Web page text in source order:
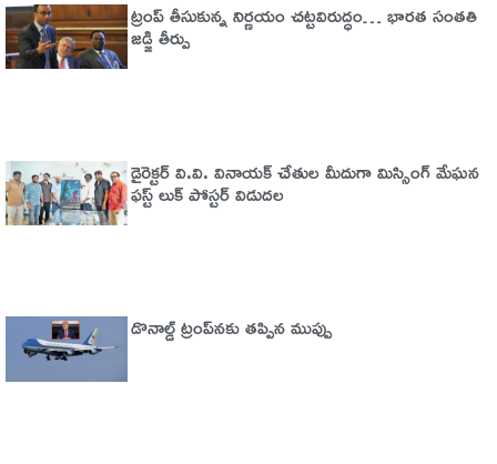
ట్రంప్‌ తీసుకున్న నిర్ణయం చట్టవిరుద్ధం… భారత సంతతి
జడ్జి తీర్పు
డైరెక్టర్ వి.వి. వినాయక్ చేతుల మీదుగా మిస్సింగ్ మేఘన
ఫస్ట్ లుక్ పోస్టర్ విడుదల
డొనాల్డ్ ట్రంప్‌నకు తప్పిన ముప్పు